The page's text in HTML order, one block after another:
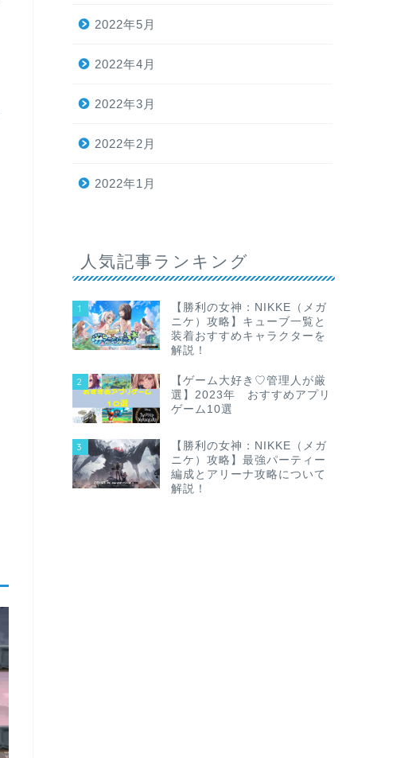
2022年5月
2022年4月
2022年3月
2022年2月
2022年1月
人気記事ランキング
1
【勝利の女神：NIKKE（メガ
ニケ）攻略】キューブ一覧と
装着おすすめキャラクターを
解説！
2
【ゲーム大好き♡管理人が厳
選】2023年 おすすめアプリ
ゲーム10選
3
【勝利の女神：NIKKE（メガ
ニケ）攻略】最強パーティー
編成とアリーナ攻略について
解説！